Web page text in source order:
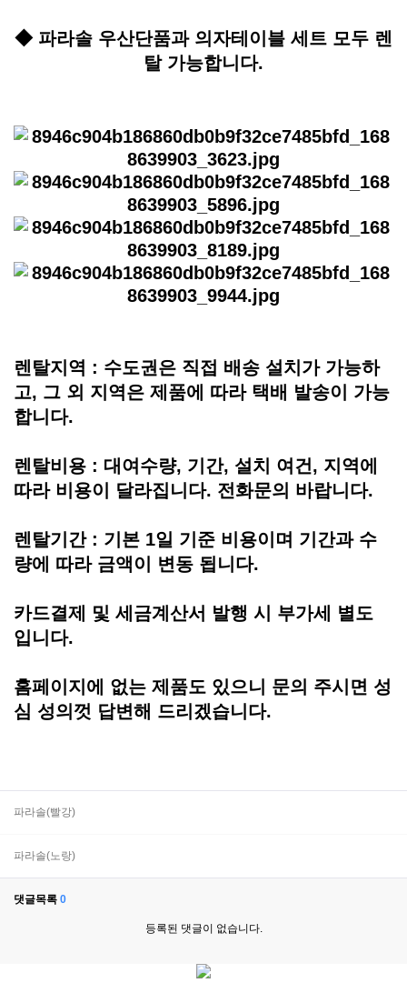
◆ 파라솔 우산단품과 의자테이블 세트 모두 렌
탈 가능합니다.
렌탈지역 : 수도권은 직접 배송 설치가 가능하
고, 그 외 지역은 제품에 따라 택배 발송이 가능
합니다.
렌탈비용 : 대여수량, 기간, 설치 여건, 지역에
따라 비용이 달라집니다. 전화문의 바랍니다.
렌탈기간 : 기본 1일 기준 비용이며 기간과 수
량에 따라 금액이 변동 됩니다.
카드결제 및 세금계산서 발행 시 부가세 별도
입니다.
홈페이지에 없는 제품도 있으니 문의 주시면 성
심 성의껏 답변해 드리겠습니다.
파라솔(빨강)
파라솔(노랑)
댓글목록 0
등록된 댓글이 없습니다.